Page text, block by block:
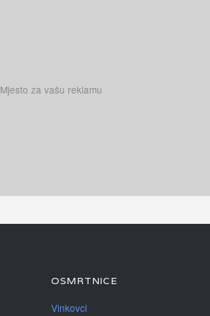
Mjesto za vašu reklamu
OSMRTNICE
Vinkovci